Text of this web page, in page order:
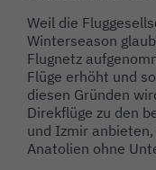
Weil die
Winterseason
Flugnetz
Flüge erhöht und
diesen Gründen
Direkflüge zu den
und Izmir
Anatolien ohne